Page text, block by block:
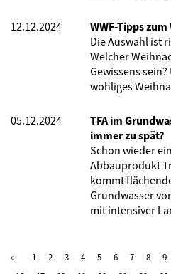
12.12.2024
WWF-Tipps
Die Auswahl ist
Welcher
Gewissens
wohliges
05.12.2024
TFA im
immer zu spät?
Schon wieder
Abbauprodukt
kommt
Grundwasser
mit intensiver
1 2 3 4 5 6 7 8 9